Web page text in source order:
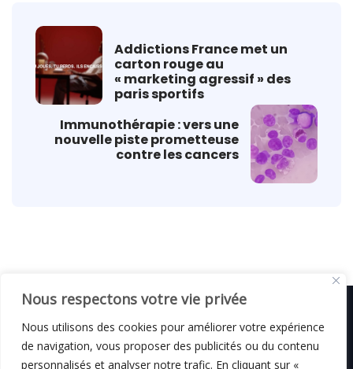
Nous respectons votre vie privée
Nous utilisons des cookies pour améliorer votre expérience
de navigation, vous proposer des publicités ou du contenu
personnalisés et analyser notre trafic. En cliquant sur «
Addictions France met un
carton rouge au
« marketing agressif » des
paris sportifs
Immunothérapie : vers une
nouvelle piste prometteuse
contre les cancers
© C i E M2026